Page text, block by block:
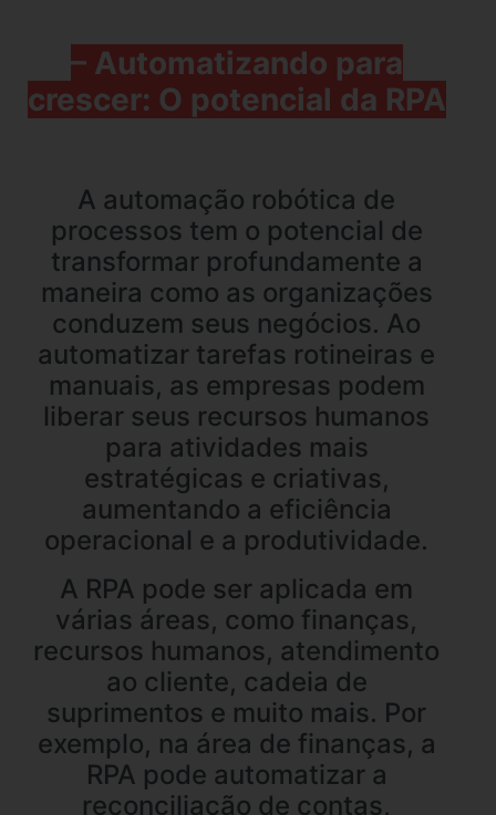
– Automatizando para
crescer: O potencial da RPA
A automação robótica de
processos tem o potencial de
transformar profundamente a
maneira como as organizações
conduzem seus negócios. Ao
automatizar tarefas rotineiras e
manuais, as empresas podem
liberar seus recursos humanos
para atividades mais
estratégicas e criativas,
aumentando a eficiência
operacional e a produtividade.
A RPA pode ser aplicada em
várias áreas, como finanças,
recursos humanos, atendimento
ao cliente, cadeia de
suprimentos e muito mais. Por
exemplo, na área de finanças, a
RPA pode automatizar a
reconciliação de contas,